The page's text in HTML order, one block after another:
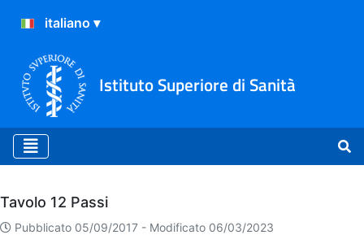
Istituto Superiore di Sanità
Archivio
Tavolo 12 Passi
Pubblicato 05/09/2017 - Modificato 06/03/2023